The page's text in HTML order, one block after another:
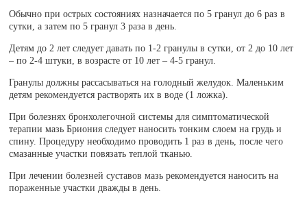
Обычно при острых состояниях назначается по 5 гранул до 6 раз в
сутки, а затем по 5 гранул 3 раза в день.
Детям до 2 лет следует давать по 1-2 гранулы в сутки, от 2 до 10 лет
– по 2-4 штуки, в возрасте от 10 лет – 4-5 гранул.
Гранулы должны рассасываться на голодный желудок. Маленьким
детям рекомендуется растворять их в воде (1 ложка).
При болезнях бронхолегочной системы для симптоматической
терапии мазь Бриония следует наносить тонким слоем на грудь и
спину. Процедуру необходимо проводить 1 раз в день, после чего
смазанные участки повязать теплой тканью.
При лечении болезней суставов мазь рекомендуется наносить на
пораженные участки дважды в день.